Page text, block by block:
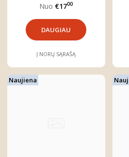
Nuo €1700
DAUGIAU
Į NORŲ SĄRAŠĄ
Naujiena